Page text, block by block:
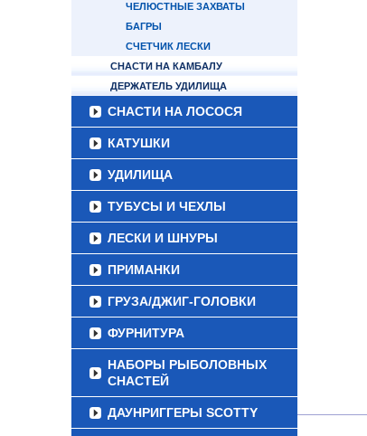
ЧЕЛЮСТНЫЕ ЗАХВАТЫ
БАГРЫ
СЧЕТЧИК ЛЕСКИ
СНАСТИ НА КАМБАЛУ
ДЕРЖАТЕЛЬ УДИЛИЩА
СНАСТИ НА ЛОСОСЯ
КАТУШКИ
УДИЛИЩА
ТУБУСЫ И ЧЕХЛЫ
ЛЕСКИ И ШНУРЫ
ПРИМАНКИ
ГРУЗА/ДЖИГ-ГОЛОВКИ
ФУРНИТУРА
НАБОРЫ РЫБОЛОВНЫХ
СНАСТЕЙ
ДАУНРИГГЕРЫ SCOTTY